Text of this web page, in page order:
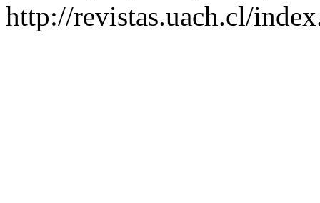
http://revistas.uach.cl/